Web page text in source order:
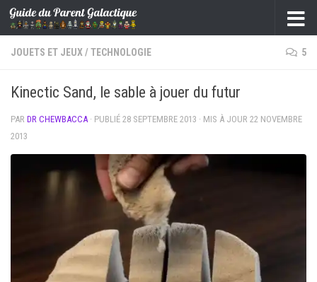
Skip to content
JOUETS ET JEUX/ TECHNOLOGIE 5
Kinectic Sand, le sable à jouer du futur
PAR DR CHEWBACCA · PUBLIÉ 28 SEPTEMBRE 2013 · MIS À JOUR 22 NOVEMBRE
2013